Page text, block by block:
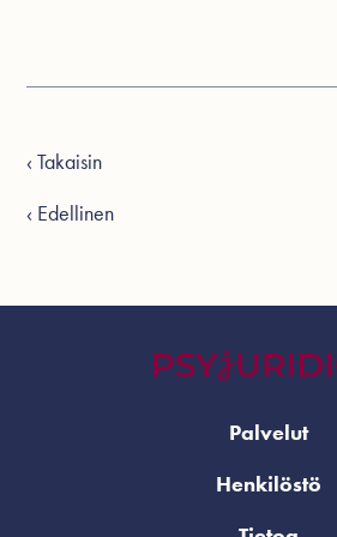
‹ Takaisin
‹ Edellinen
Palvelut
Henkilöstö